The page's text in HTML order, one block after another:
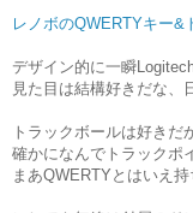
レノボのQWERTYキー&
デザイン的に一瞬
見た目は結構好きだな、
トラックボールは好きだ
確かになんでトラックポ
まあQWERTYとはいえ